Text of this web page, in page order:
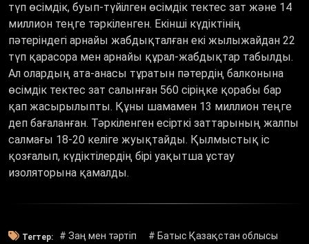
түп өсімдік, буып-түйілген өсімдік тектес зат және 14
миллион теңге тәркіленген. Екінші күдіктінің
пәтеріндегі арнайы жабдықталған екі жылыжайдан 22
түп қарасора мен арнайы құрал-жабдықтар табылды.
Ал олардың ата-анасы тұратын пәтердің балконына
өсімдік тектес зат салынған 560 сіріңке қорабы бар
қап жасырылыпты. Құны шамамен 13 миллион теңге
деп бағаланған. Тәркіленген есірткі заттарының жалпы
салмағы 18-20 келіге жуықтайды. Қылмыстық іс
қозғалып, күдіктілердің бірі уақытша ұстау
изоляторына қамалды.
Тегтер: # Заң мен тәртіп
# Батыс Қазақстан облысы